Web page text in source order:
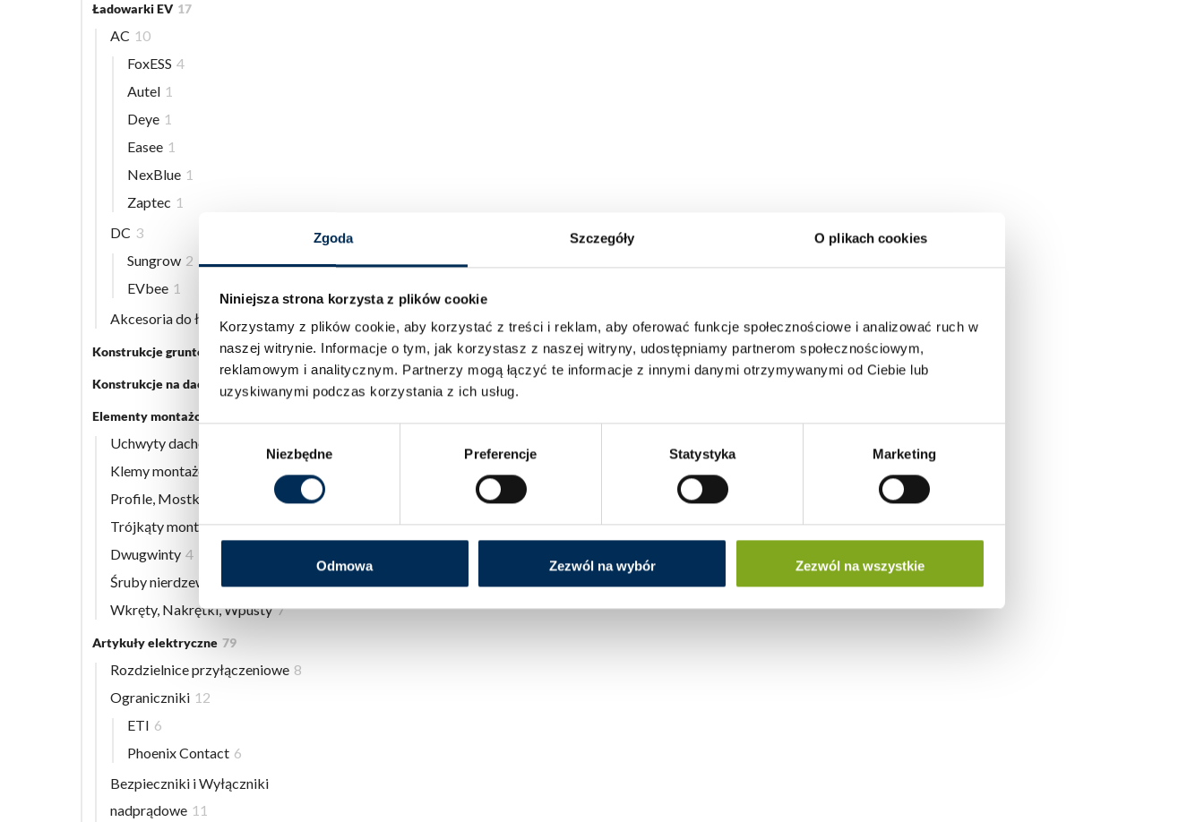
Zgoda Szczegóły O plikach cookies
Niniejsza strona korzysta z plików cookie
Korzystamy z plików cookie, aby korzystać z treści i reklam, aby oferować funkcje społecznościowe i analizować ruch w
naszej witrynie. Informacje o tym, jak korzystasz z naszej witryny, udostępniamy partnerom społecznościowym,
reklamowym i analitycznym. Partnerzy mogą łączyć te informacje z innymi danymi otrzymywanymi od Ciebie lub
uzyskiwanymi podczas korzystania z ich usług.
Niezbędne Preferencje Statystyka Marketing
Odmowa Zezwól na wybór Zezwól na wszystkie
Ładowarki EV 17
AC 10
FoxESS 4
Autel 1
Deye 1
Easee 1
NexBlue 1
Zaptec 1
DC 3
Sungrow 2
EVbee 1
Akcesoria do ładowarek EV
Konstrukcje gruntowe 5
Konstrukcje na dach płaski 3
Elementy montażowe
Uchwyty dachowe
Klemy montażowe
Profile, Mostki
Trójkąty montażowe 3
Dwugwinty 4
Śruby nierdzewne
Wkręty, Nakrętki, Wpusty 7
Artykuły elektryczne 79
Rozdzielnice przyłączeniowe 8
Ograniczniki 12
ETI 6
Phoenix Contact 6
Bezpieczniki i Wyłączniki
nadprądowe 11